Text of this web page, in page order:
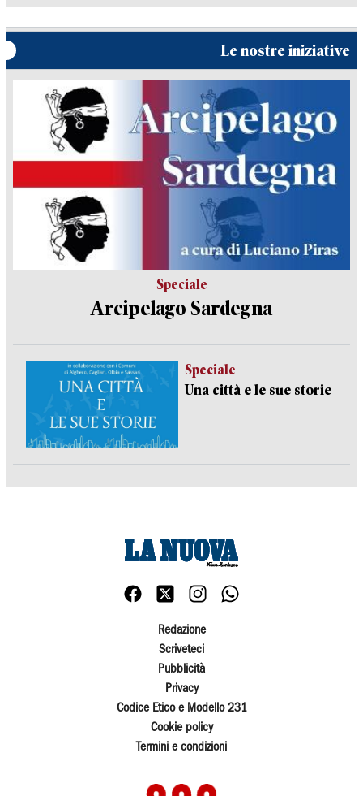
Le nostre iniziative
Speciale
Arcipelago Sardegna
Speciale
Una città e le sue storie
Redazione
Scriveteci
Pubblicità
Privacy
Codice Etico e Modello 231
Cookie policy
Termini e condizioni